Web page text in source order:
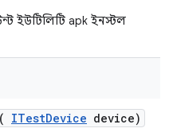
ইউটিলিটি apk ইনস্টল
( ITestDevice device)